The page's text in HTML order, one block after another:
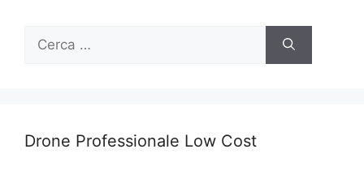
Ricerca
Drone Professionale Low Cost